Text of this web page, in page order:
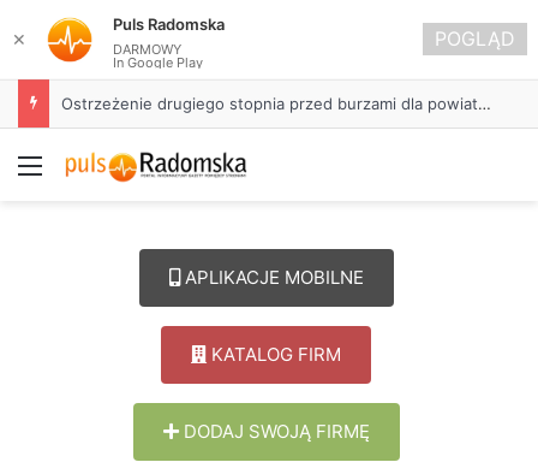
Ostrzeżenie drugiego stopnia przed burzami dla powiatu radomszczańskiego
Menu
APLIKACJE MOBILNE
KATALOG FIRM
DODAJ SWOJĄ FIRMĘ
✕
Puls Radomska
DARMOWY
In Google Play
POGLĄD